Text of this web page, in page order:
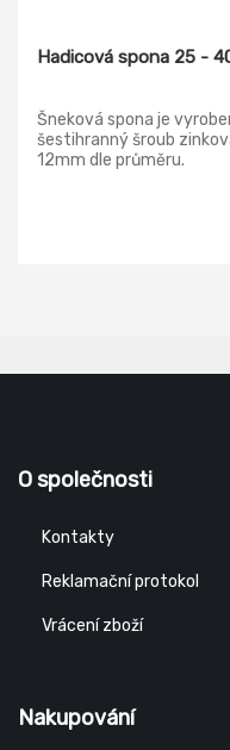
Hadicová spona 25 -
Šneková spona je
šestihranný šroub
12mm dle průměru.
O společnosti
Kontakty
Reklamační protokol
Vrácení zboží
Nakupování